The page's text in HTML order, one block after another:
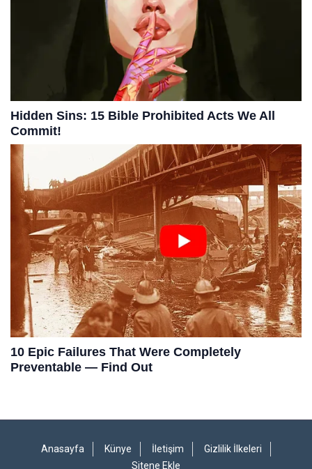
Anasayfa Künye İletişim
Gizlilik İlkeleri
Sitene Ekle